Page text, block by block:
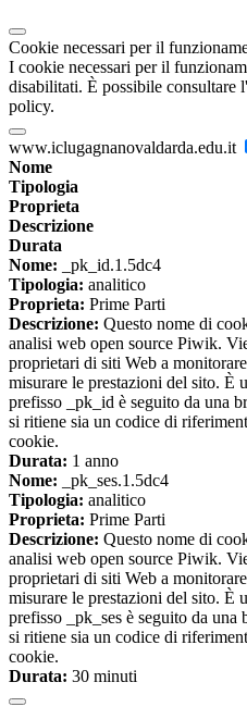
Cookie necessari per il
I cookie necessari per il
disabilitati. È possibile consultare
policy.
www.iclugagnanovaldarda.edu.it
Nome
Tipologia
Proprieta
Descrizione
Durata
Nome: _pk_id.1.5dc4
Tipologia: analitico
Proprieta: Prime Parti
Descrizione: Questo nome di
analisi web open source Piwik.
proprietari di siti Web a
misurare le prestazioni del sito. È
prefisso _pk_id è seguito da una
si ritiene sia un codice di
cookie.
Durata: 1 anno
Nome: _pk_ses.1.5dc4
Tipologia: analitico
Proprieta: Prime Parti
Descrizione: Questo nome di
analisi web open source Piwik.
proprietari di siti Web a
misurare le prestazioni del sito. È
prefisso _pk_ses è seguito da una
si ritiene sia un codice di
cookie.
Durata: 30 minuti